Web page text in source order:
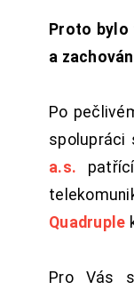
Proto bylo
a
Po
spolupráci
a.s.
Quadruple
Pro Vás